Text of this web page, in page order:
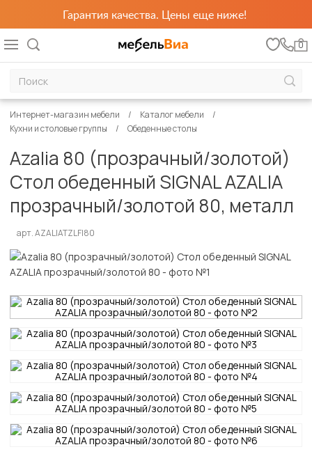
Гарантия качества. Цены еще ниже!
0
Интернет-магазин мебели
Каталог мебели
Кухни и столовые группы
Обеденные столы
Azalia 80 (прозрачный/золотой)
Стол обеденный SIGNAL AZALIA
прозрачный/золотой 80, металл
арт. AZALIATZLFI80